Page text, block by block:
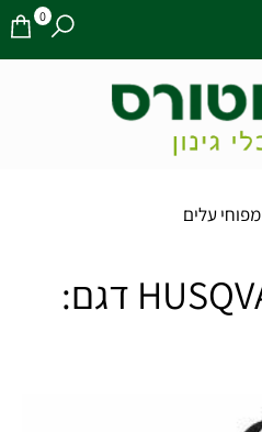
0
מפוחי עלים
מפוח גב HUSQVARNA דגם: